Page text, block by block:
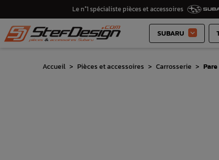
Le n°1 spécialiste pièces et accessoires
SUBARU 
Accueil Pièces et accessoires Carrosserie